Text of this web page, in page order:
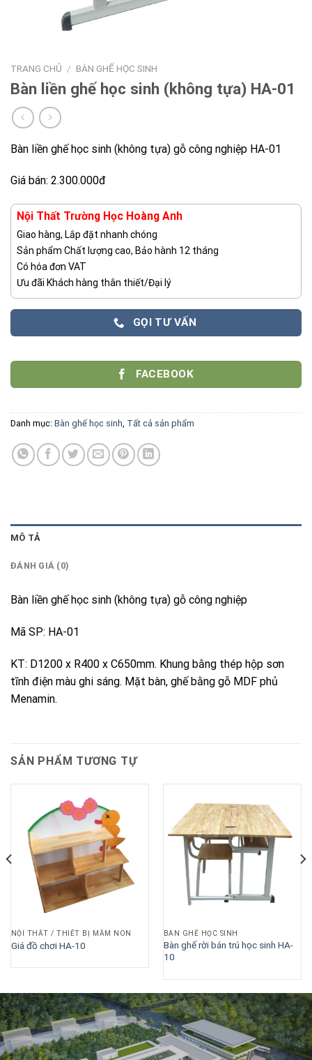
TRANG CHỦ / BÀN GHẾ HỌC SINH
Bàn liền ghế học sinh (không tựa) HA-01
Bàn liền ghế học sinh (không tựa) gỗ công nghiệp HA-01
Giá bán: 2.300.000đ
Nội Thất Trường Học Hoàng Anh
Giao hàng, Lắp đặt nhanh chóng
Sản phẩm Chất lượng cao, Bảo hành 12 tháng
Có hóa đơn VAT
Ưu đãi Khách hàng thân thiết/Đại lý
GỌI TƯ VẤN
FACEBOOK
Danh mục: Bàn ghế học sinh, Tất cả sản phẩm
MÔ TẢ
ĐÁNH GIÁ (0)
Bàn liền ghế học sinh (không tựa) gỗ công nghiệp
Mã SP: HA-01
KT: D1200 x R400 x C650mm. Khung bằng thép hộp sơn
tĩnh điện màu ghi sáng. Mặt bàn, ghế bằng gỗ MDF phủ
Menamin.
SẢN PHẨM TƯƠNG TỰ
NỘI THẤT / THIẾT BỊ MẦM NON
Giá đồ chơi HA-10
BÀN GHẾ HỌC SINH
Bàn ghế rời bán trú học sinh HA-
10